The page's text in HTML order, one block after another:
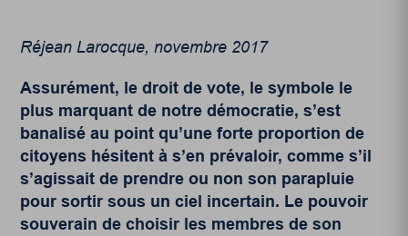
Réjean Larocque, novembre 2017
Assurément, le droit de vote, le symbole le
plus marquant de notre démocratie, s’est
banalisé au point qu’une forte proportion de
citoyens hésitent à s’en prévaloir, comme s’il
s’agissait de prendre ou non son parapluie
pour sortir sous un ciel incertain. Le pouvoir
souverain de choisir les membres de son